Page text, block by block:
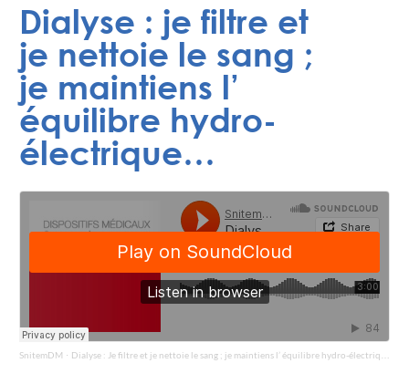
Dialyse : je filtre et
je nettoie le sang ;
je maintiens l’
équilibre hydro-
électrique…
SnitemDM · Dialyse : Je filtre et je nettoie le sang ; je maintiens l’ équilibre hydro-électrique...